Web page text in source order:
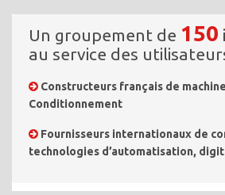
Un groupement de 150
au service des
Constructeurs français de
Conditionnement
Fournisseurs internationaux de
technologies d’automatisation,